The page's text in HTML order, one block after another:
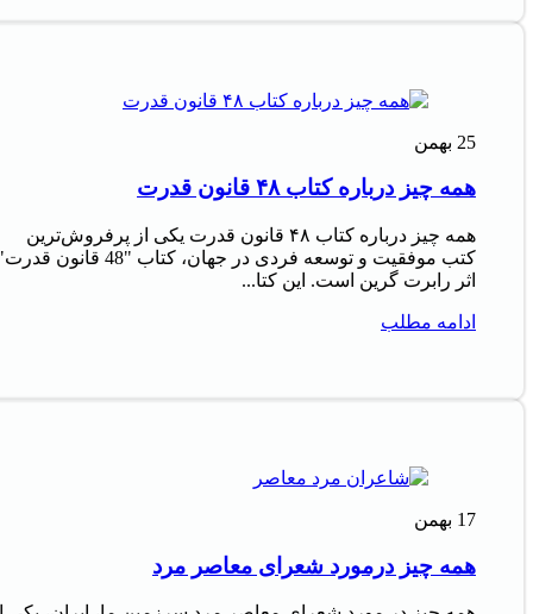
25 بهمن
همه چیز درباره کتاب ۴۸ قانون قدرت
همه چیز درباره کتاب ۴۸ قانون قدرت یکی از پرفروش‌ترین
کتب موفقیت و توسعه فردی در جهان، کتاب "48 قانون
اثر رابرت گرین است. این کتا...
ادامه مطلب
17 بهمن
همه چیز درمورد شعرای معاصر مرد